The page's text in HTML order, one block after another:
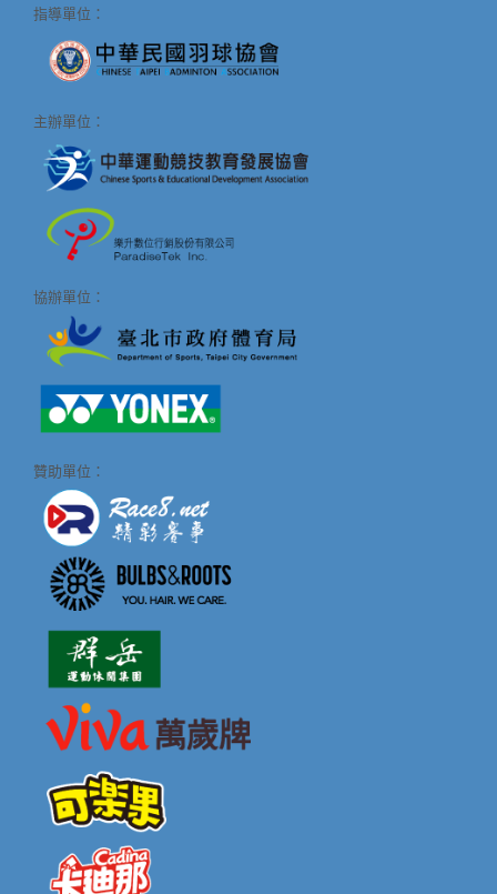
指導單位：
主辦單位：
協辦單位：
贊助單位：